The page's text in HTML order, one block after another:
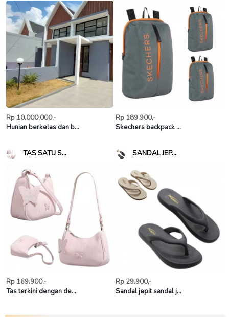
Rp 10.000.000,-
Hunian berkelas dan b...
Rp 189.900,-
Skechers backpack ...
TAS SATU S...
Rp 169.900,-
Tas terkini dengan de...
SANDAL JEP...
Rp 29.900,-
Sandal jepit sandal j...